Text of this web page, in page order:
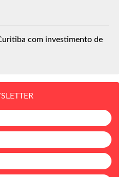
com investimento de